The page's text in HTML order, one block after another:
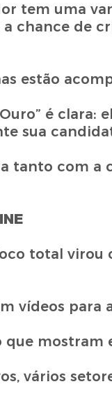
tem uma
chance de
estão
é clara:
sua
tanto com a
total virou
vídeos para
mostram
vários